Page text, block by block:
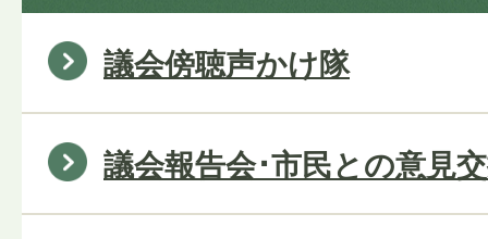
議会傍聴声かけ隊
議会報告会･市民との意見